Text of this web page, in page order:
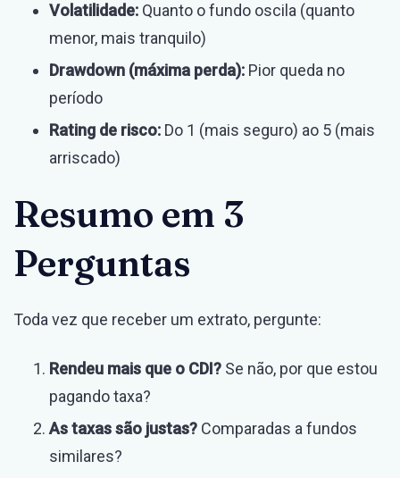
Volatilidade: Quanto o fundo oscila (quanto
menor, mais tranquilo)
Drawdown (máxima perda): Pior queda no
período
Rating de risco: Do 1 (mais seguro) ao 5 (mais
arriscado)
Resumo em 3
Perguntas
Toda vez que receber um extrato, pergunte:
Rendeu mais que o CDI? Se não, por que estou
pagando taxa?
As taxas são justas? Comparadas a fundos
similares?